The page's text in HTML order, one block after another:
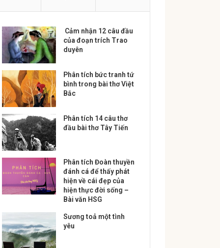
Cảm nhận 12 câu đầu
của đoạn trích Trao
duyên
Phân tích bức tranh tứ
bình trong bài thơ Việt
Bắc
Phân tích 14 câu thơ
đầu bài thơ Tây Tiến
Phân tích Đoàn thuyền
đánh cá để thấy phát
hiện về cái đẹp của
hiện thực đời sống –
Bài văn HSG
Sương toả một tình
yêu